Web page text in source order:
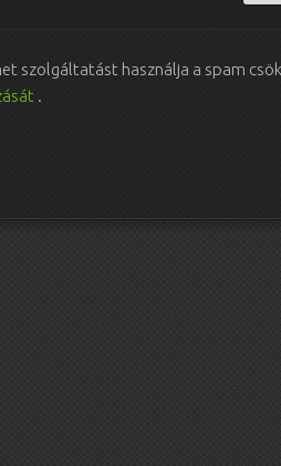
szolgáltatást használja a spam
.